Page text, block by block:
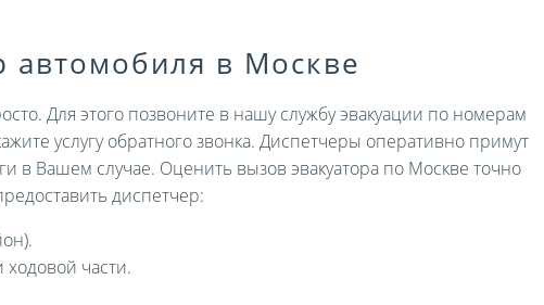
автомобиля в Москве
Для этого позвоните в нашу службу эвакуации по номерам
услугу обратного звонка. Диспетчеры оперативно примут
в Вашем случае. Оценить вызов эвакуатора по Москве точно
диспетчер:
части.